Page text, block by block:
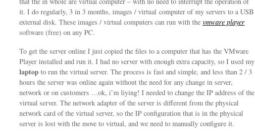
it. I do regularly, 3 in 3 months, images / virtual computer of my servers to a USB
external disk. These images / virtual computers can run with the vmware player
software (free) on any PC.
To get the server online I just copied the files to a computer that has the VMware
Player installed and run it. I had no server with enough extra capacity, so I used my
laptop to run the virtual server. The process is fast and simple, and less than 2 / 3
hours the server was online again without the need for any change in server,
network or on customers …ok, i’m liying! I needed to change the IP address of the
virtual server. The network adapter of the server is different from the physical
network card of the virtual server, so the IP configuration that is in the physical
server is lost with the move to virtual, and we need to manually configure it.